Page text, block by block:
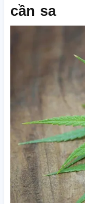
cần sa